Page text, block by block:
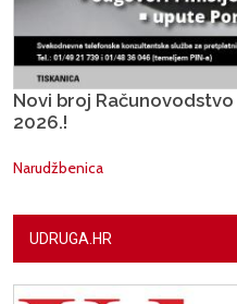
Novi broj
2026.!
Narudžbenica
UDRUGA.HR